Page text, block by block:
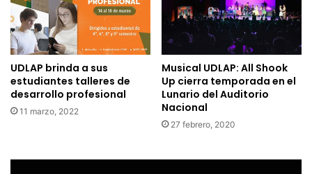
UDLAP brinda a sus
estudiantes talleres de
desarrollo profesional
11 marzo, 2022
Musical UDLAP: All Shook
Up cierra temporada en el
Lunario del Auditorio
Nacional
27 febrero, 2020